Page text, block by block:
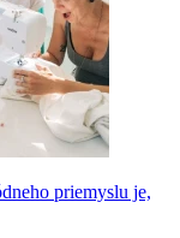
priemyslu je,